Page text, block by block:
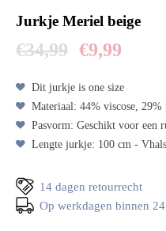
Jurkje Meriel beige
€34,99 €9,99
Dit jurkje is one size
Materiaal: 44% viscose,
Pasvorm: Geschikt voor een
Lengte jurkje: 100 cm - Vhals
14 dagen retourrecht
Op werkdagen binnen